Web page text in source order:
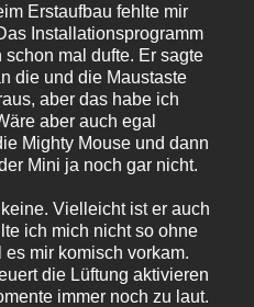
Erstaufbau fehlte mir
Installationsprogramm
mal dufte. Er sagte
die und die Maustaste
aber das habe ich
aber auch egal
Mighty Mouse und dann
Mini ja noch gar nicht.
Vielleicht ist er auch
ich mich nicht so ohne
mir komisch vorkam.
die Lüftung aktivieren
immer noch zu laut.